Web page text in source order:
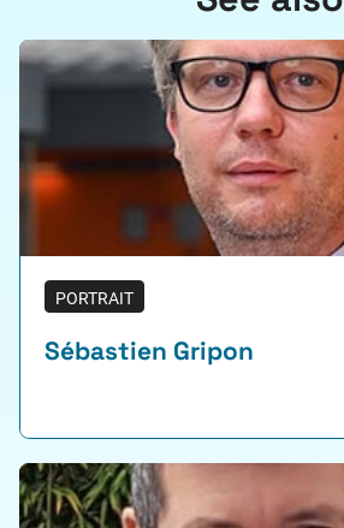
PORTRAIT
Sébastien Gripon